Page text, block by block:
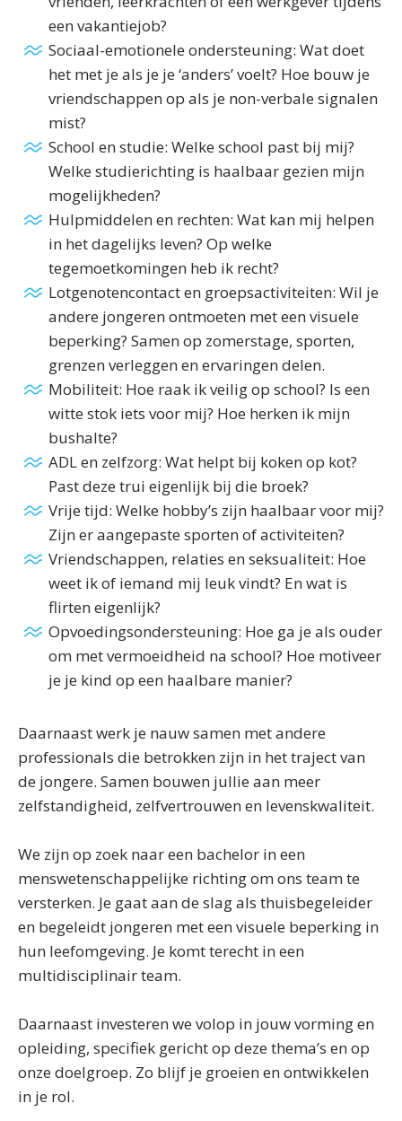
een vakantiejob?
Sociaal-emotionele ondersteuning: Wat doet
het met je als je je ‘anders’ voelt? Hoe bouw je
vriendschappen op als je non-verbale signalen
mist?
School en studie: Welke school past bij mij?
Welke studierichting is haalbaar gezien mijn
mogelijkheden?
Hulpmiddelen en rechten: Wat kan mij helpen
in het dagelijks leven? Op welke
tegemoetkomingen heb ik recht?
Lotgenotencontact en groepsactiviteiten: Wil je
andere jongeren ontmoeten met een visuele
beperking? Samen op zomerstage, sporten,
grenzen verleggen en ervaringen delen.
Mobiliteit: Hoe raak ik veilig op school? Is een
witte stok iets voor mij? Hoe herken ik mijn
bushalte?
ADL en zelfzorg: Wat helpt bij koken op kot?
Past deze trui eigenlijk bij die broek?
Vrije tijd: Welke hobby’s zijn haalbaar voor mij?
Zijn er aangepaste sporten of activiteiten?
Vriendschappen, relaties en seksualiteit: Hoe
weet ik of iemand mij leuk vindt? En wat is
flirten eigenlijk?
Opvoedingsondersteuning: Hoe ga je als ouder
om met vermoeidheid na school? Hoe motiveer
je je kind op een haalbare manier?
Daarnaast werk je nauw samen met andere
professionals die betrokken zijn in het traject van
de jongere. Samen bouwen jullie aan meer
zelfstandigheid, zelfvertrouwen en levenskwaliteit.
We zijn op zoek naar een bachelor in een
menswetenschappelijke richting om ons team te
versterken. Je gaat aan de slag als thuisbegeleider
en begeleidt jongeren met een visuele beperking in
hun leefomgeving. Je komt terecht in een
multidisciplinair team.
Daarnaast investeren we volop in jouw vorming en
opleiding, specifiek gericht op deze thema’s en op
onze doelgroep. Zo blijf je groeien en ontwikkelen
in je rol.